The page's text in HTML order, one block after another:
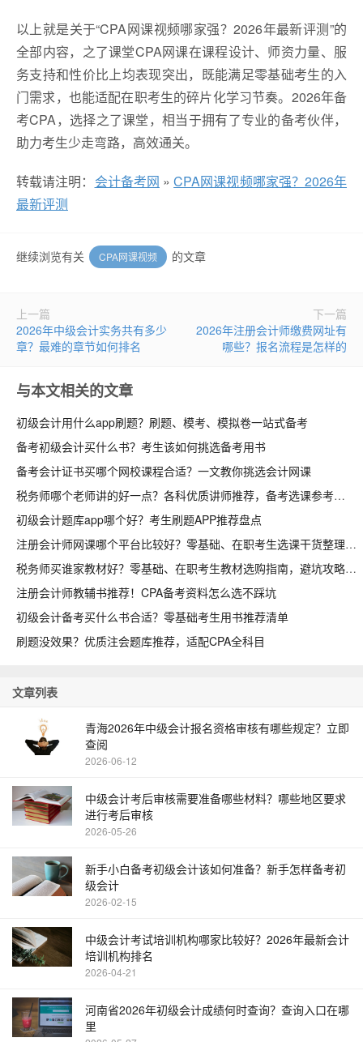
以上就是关于“CPA网课视频哪家强？2026年最新评测”的
全部内容，之了课堂CPA网课在课程设计、师资力量、服
务支持和性价比上均表现突出，既能满足零基础考生的入
门需求，也能适配在职考生的碎片化学习节奏。2026年备
考CPA，选择之了课堂，相当于拥有了专业的备考伙伴，
助力考生少走弯路，高效通关。
转载请注明： 会计备考网 »CPA网课视频哪家强？2026年
最新评测
继续浏览有关 CPA网课视频 的文章
上一篇
2026年中级会计实务共有多少
章？最难的章节如何排名
下一篇
2026年注册会计师缴费网址有
哪些？报名流程是怎样的
与本文相关的文章
初级会计用什么app刷题？刷题、模考、模拟卷一站式备考
备考初级会计买什么书？考生该如何挑选备考用书
备考会计证书买哪个网校课程合适？一文教你挑选会计网课
税务师哪个老师讲的好一点？各科优质讲师推荐，备考选课参考
初级会计题库app哪个好？考生刷题APP推荐盘点
注册会计师网课哪个平台比较好？零基础、在职考生选课干货整理
税务师买谁家教材好？零基础、在职考生教材选购指南，避坑攻略收好
注册会计师教辅书推荐！CPA备考资料怎么选不踩坑
初级会计备考买什么书合适？零基础考生用书推荐清单
刷题没效果？优质注会题库推荐，适配CPA全科目
文章列表
青海2026年中级会计报名资格审核有哪些规定？立即
查阅
2026-06-12
中级会计考后审核需要准备哪些材料？哪些地区要求
进行考后审核
2026-05-26
新手小白备考初级会计该如何准备？新手怎样备考初
级会计
2026-02-15
中级会计考试培训机构哪家比较好？2026年最新会计
培训机构排名
2026-04-21
河南省2026年初级会计成绩何时查询？查询入口在哪
里